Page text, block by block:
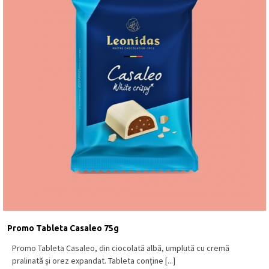
Promo Tableta Casaleo 75g
Promo Tableta Casaleo, din ciocolată albă, umplută cu cremă
pralinată și orez expandat. Tableta conține [...]